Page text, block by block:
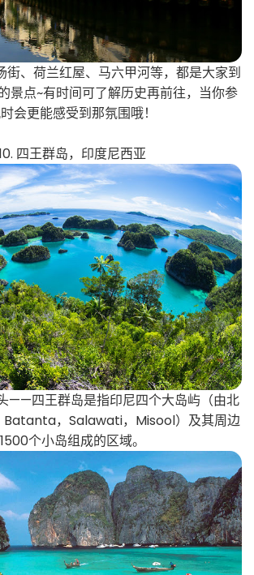
街、荷兰红屋、马六甲河等，都是大家到
景点~有时间可了解历史再前往，当你参
会更能感受到那氛围哦！
四王群岛，印度尼西亚
——四王群岛是指印尼四个大岛屿（由北
Batanta，Salawati，Misool）及其周边
1500个小岛组成的区域。